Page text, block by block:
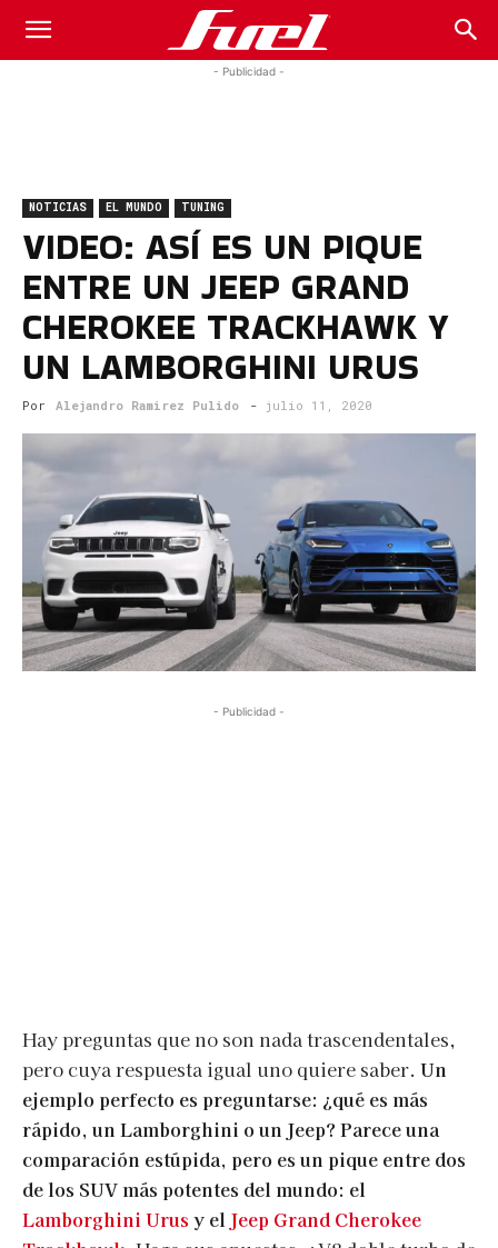
Fuel
Magazine
- Publicidad -
NOTICIAS EL MUNDO TUNING
VIDEO: ASÍ ES UN PIQUE
ENTRE UN JEEP GRAND
CHEROKEE TRACKHAWK Y
UN LAMBORGHINI URUS
Por Alejandro Ramirez Pulido - julio 11, 2020
- Publicidad -
Hay preguntas que no son nada trascendentales,
pero cuya respuesta igual uno quiere saber. Un
ejemplo perfecto es preguntarse: ¿qué es más
rápido, un Lamborghini o un Jeep? Parece una
comparación estúpida, pero es un pique entre dos
de los SUV más potentes del mundo: el
Lamborghini Urus y el Jeep Grand Cherokee